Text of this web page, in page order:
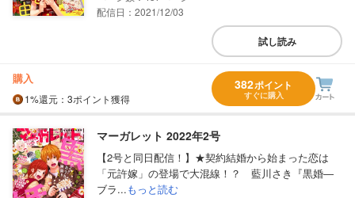
配信日：2021/12/03
試し読み
購入
1%還元 ：3ポイント獲得
382ポイント
すぐに購入
マーガレット 2022年2号
【2号と同日配信！】★契約結婚から始まった恋は
「元許嫁」の登場で大混線！？ 藍川さき『黒婚―
ブラ...もっと読む